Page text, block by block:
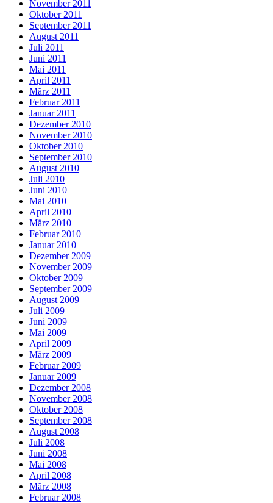
November 2011
Oktober 2011
September 2011
August 2011
Juli 2011
Juni 2011
Mai 2011
April 2011
März 2011
Februar 2011
Januar 2011
Dezember 2010
November 2010
Oktober 2010
September 2010
August 2010
Juli 2010
Juni 2010
Mai 2010
April 2010
März 2010
Februar 2010
Januar 2010
Dezember 2009
November 2009
Oktober 2009
September 2009
August 2009
Juli 2009
Juni 2009
Mai 2009
April 2009
März 2009
Februar 2009
Januar 2009
Dezember 2008
November 2008
Oktober 2008
September 2008
August 2008
Juli 2008
Juni 2008
Mai 2008
April 2008
März 2008
Februar 2008